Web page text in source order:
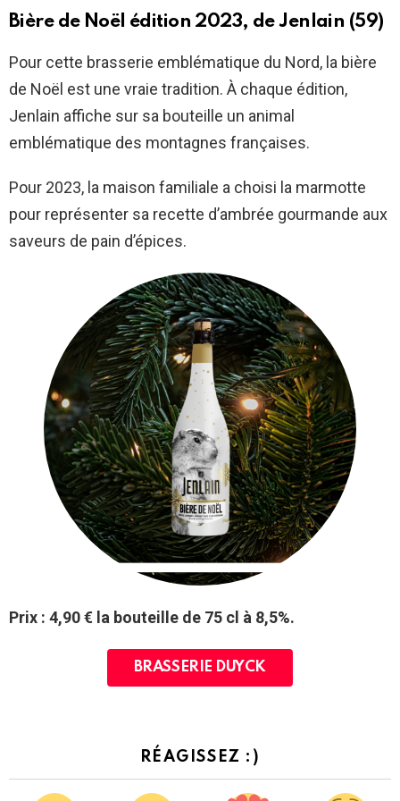
Bière de Noël édition 2023, de Jenlain (59)
Pour cette brasserie emblématique du Nord, la bière
de Noël est une vraie tradition. À chaque édition,
Jenlain affiche sur sa bouteille un animal
emblématique des montagnes françaises.
Pour 2023, la maison familiale a choisi la marmotte
pour représenter sa recette d’ambrée gourmande aux
saveurs de pain d’épices.
Prix : 4,90 € la bouteille de 75 cl à 8,5%.
BRASSERIE DUYCK
RÉAGISSEZ :)